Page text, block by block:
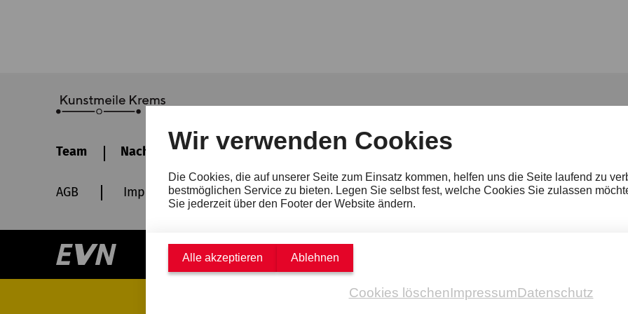
Wir verwenden Cookies
Die Cookies, die auf unserer Seite zum Einsatz kommen, helfen uns die Seite laufend zu
bestmöglichen Service zu bieten. Legen Sie selbst fest, welche Cookies Sie zulassen
Sie jederzeit über den Footer der Website ändern.
Alle akzeptieren Ablehnen
Cookies löschenImpressumDatenschutz
Team Nachhaltigkeit Kontakt Jobs Presse B2B Tourismus
AGB Impressum Datenschutz Cookie-Einstellungen Hinweisgeber:innen